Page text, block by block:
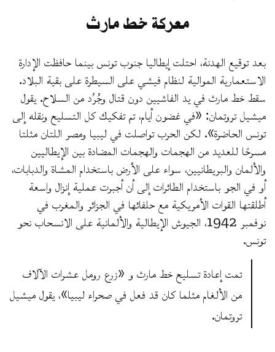
معركة خط مارث
بعد توقيع الهدنة، احتلت إيطاليا جنوب تونس بينما حافظت الإدارة
الاستعمارية الموالية لنظام فيشي على السيطرة على بقية البلاد.
سقط خط مارث في يد الفاشيين دون قتال وجُرِّد من السلاح. يقول
ميشيل تروتمان: «في غضون أيام، تم تفكيك كل التسليح ونقله إلى
تونس الحاضرة». لكن الحرب تواصلت في ليبيا ومصر اللتان مثلتا
مسرحًا للعديد من الهجمات والهجمات المضادة بين الإيطاليين
والألمان والبريطانيين، سواء على الأرض باستخدام المشاة والدبابات،
أو في الجو باستخدام الطائرات إلى أن أجبرت عملية إنزال واسعة
أطلقتها القوات الأمريكية مع حلفائها في الجزائر والمغرب في
نوفمبر 1942، الجيوش الإيطالية والألمانية على الانسحاب نحو
تونس.
تمت إعادة تسليح خط مارث و «زرع رومل عشرات الآلاف
من الألغام مثلما كان قد فعل في صحراء ليبيا»، يقول ميشيل
تروتمان.